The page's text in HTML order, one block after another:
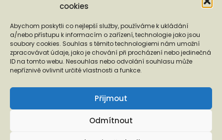
cookies
Abychom poskytli co nejlepší služby, používáme k ukládání
a/nebo přístupu k informacím o zařízení, technologie jako jsou
soubory cookies. Souhlas s těmito technologiemi nám umožní
zpracovávat údaje, jako je chování při procházení nebo jedinečná
ID na tomto webu. Nesouhlas nebo odvolání souhlasu může
nepříznivě ovlivnit určité vlastnosti a funkce.
Přijmout
Odmítnout
Podporují nás...
❬ ❭